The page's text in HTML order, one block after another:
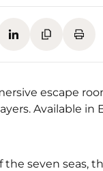
escape
Available in
seven seas,